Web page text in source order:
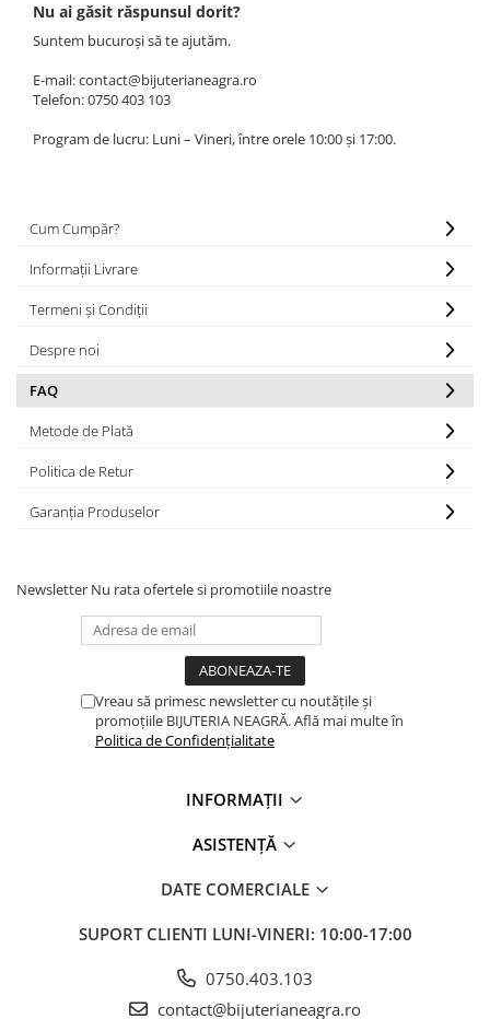
Nu ai găsit răspunsul dorit?
Suntem bucuroși să te ajutăm.
E-mail: contact@bijuterianeagra.ro
Telefon: 0750 403 103
Program de lucru: Luni – Vineri, între orele 10:00 și 17:00.
Cum Cumpăr?
Informații Livrare
Termeni și Condiții
Despre noi
FAQ
Metode de Plată
Politica de Retur
Garanția Produselor
Newsletter Nu rata ofertele si promotiile noastre
Vreau să primesc newsletter cu noutățile și
promoțiile BIJUTERIA NEAGRĂ. Află mai multe în
Politica de Confidențialitate
INFORMAȚII
ASISTENȚĂ
DATE COMERCIALE
SUPORT CLIENTI LUNI-VINERI: 10:00-17:00
0750.403.103
contact@bijuterianeagra.ro